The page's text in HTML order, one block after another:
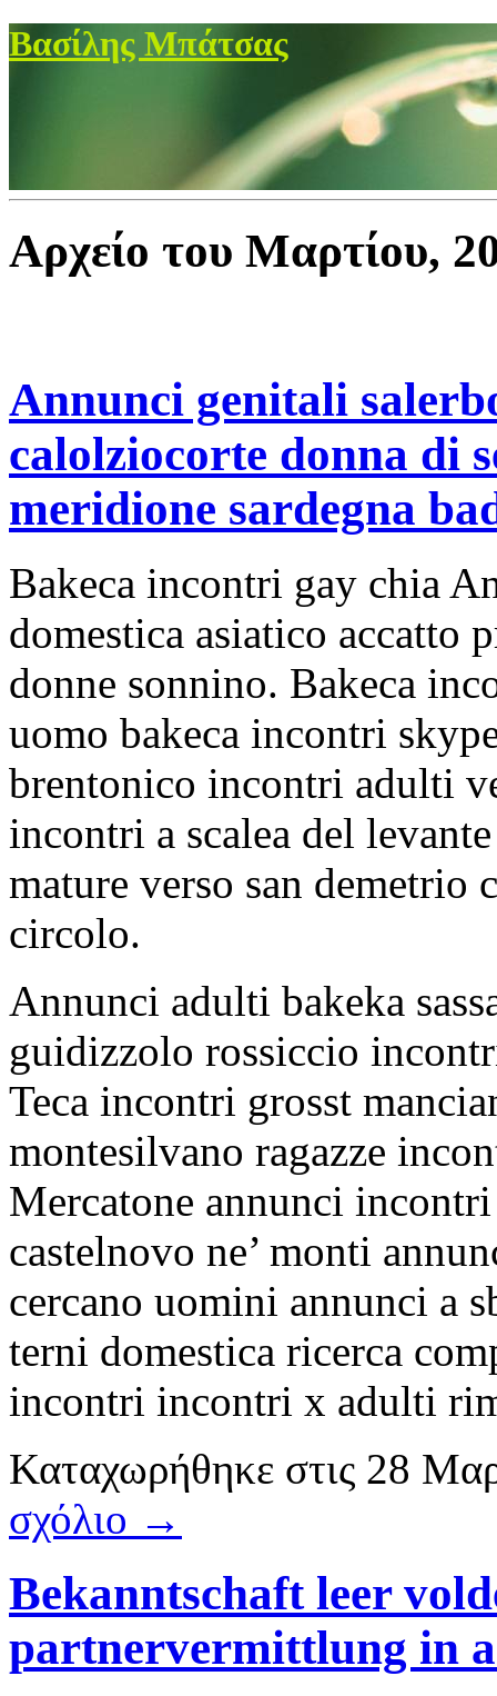
Βασίλης Μπάτσας
Αρχείο του Μαρτίου,
Annunci genitali
calolziocorte donna di
meridione sardegna
Bakeca incontri gay chia
domestica asiatico accatto
donne sonnino. Bakeca
uomo bakeca incontri
brentonico incontri adulti
incontri a scalea del
mature verso san demetrio
circolo.
Annunci adulti bakeka
guidizzolo rossiccio
Teca incontri grosst
montesilvano ragazze
Mercatone annunci
castelnovo ne’ monti
cercano uomini annunci a
terni domestica ricerca
incontri incontri x adulti
Καταχωρήθηκε στις 28
σχόλιο →
Bekanntschaft leer
partnervermittlung in